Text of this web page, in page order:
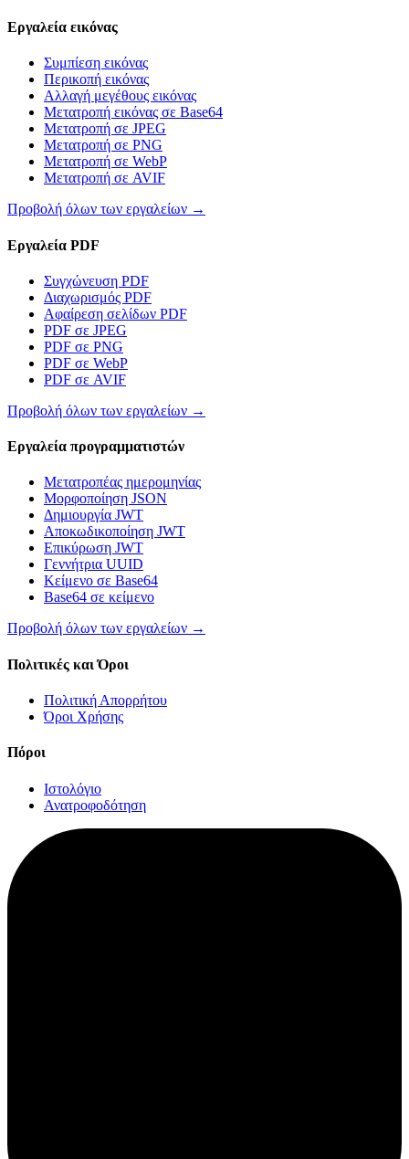
Εργαλεία εικόνας
Συμπίεση εικόνας
Περικοπή εικόνας
Αλλαγή μεγέθους εικόνας
Μετατροπή εικόνας σε Base64
Μετατροπή σε JPEG
Μετατροπή σε PNG
Μετατροπή σε WebP
Μετατροπή σε AVIF
Προβολή όλων των εργαλείων →
Εργαλεία PDF
Συγχώνευση PDF
Διαχωρισμός PDF
Αφαίρεση σελίδων PDF
PDF σε JPEG
PDF σε PNG
PDF σε WebP
PDF σε AVIF
Προβολή όλων των εργαλείων →
Εργαλεία προγραμματιστών
Μετατροπέας ημερομηνίας
Μορφοποίηση JSON
Δημιουργία JWT
Αποκωδικοποίηση JWT
Επικύρωση JWT
Γεννήτρια UUID
Κείμενο σε Base64
Base64 σε κείμενο
Προβολή όλων των εργαλείων →
Πολιτικές και Όροι
Πολιτική Απορρήτου
Όροι Χρήσης
Πόροι
Ιστολόγιο
Ανατροφοδότηση